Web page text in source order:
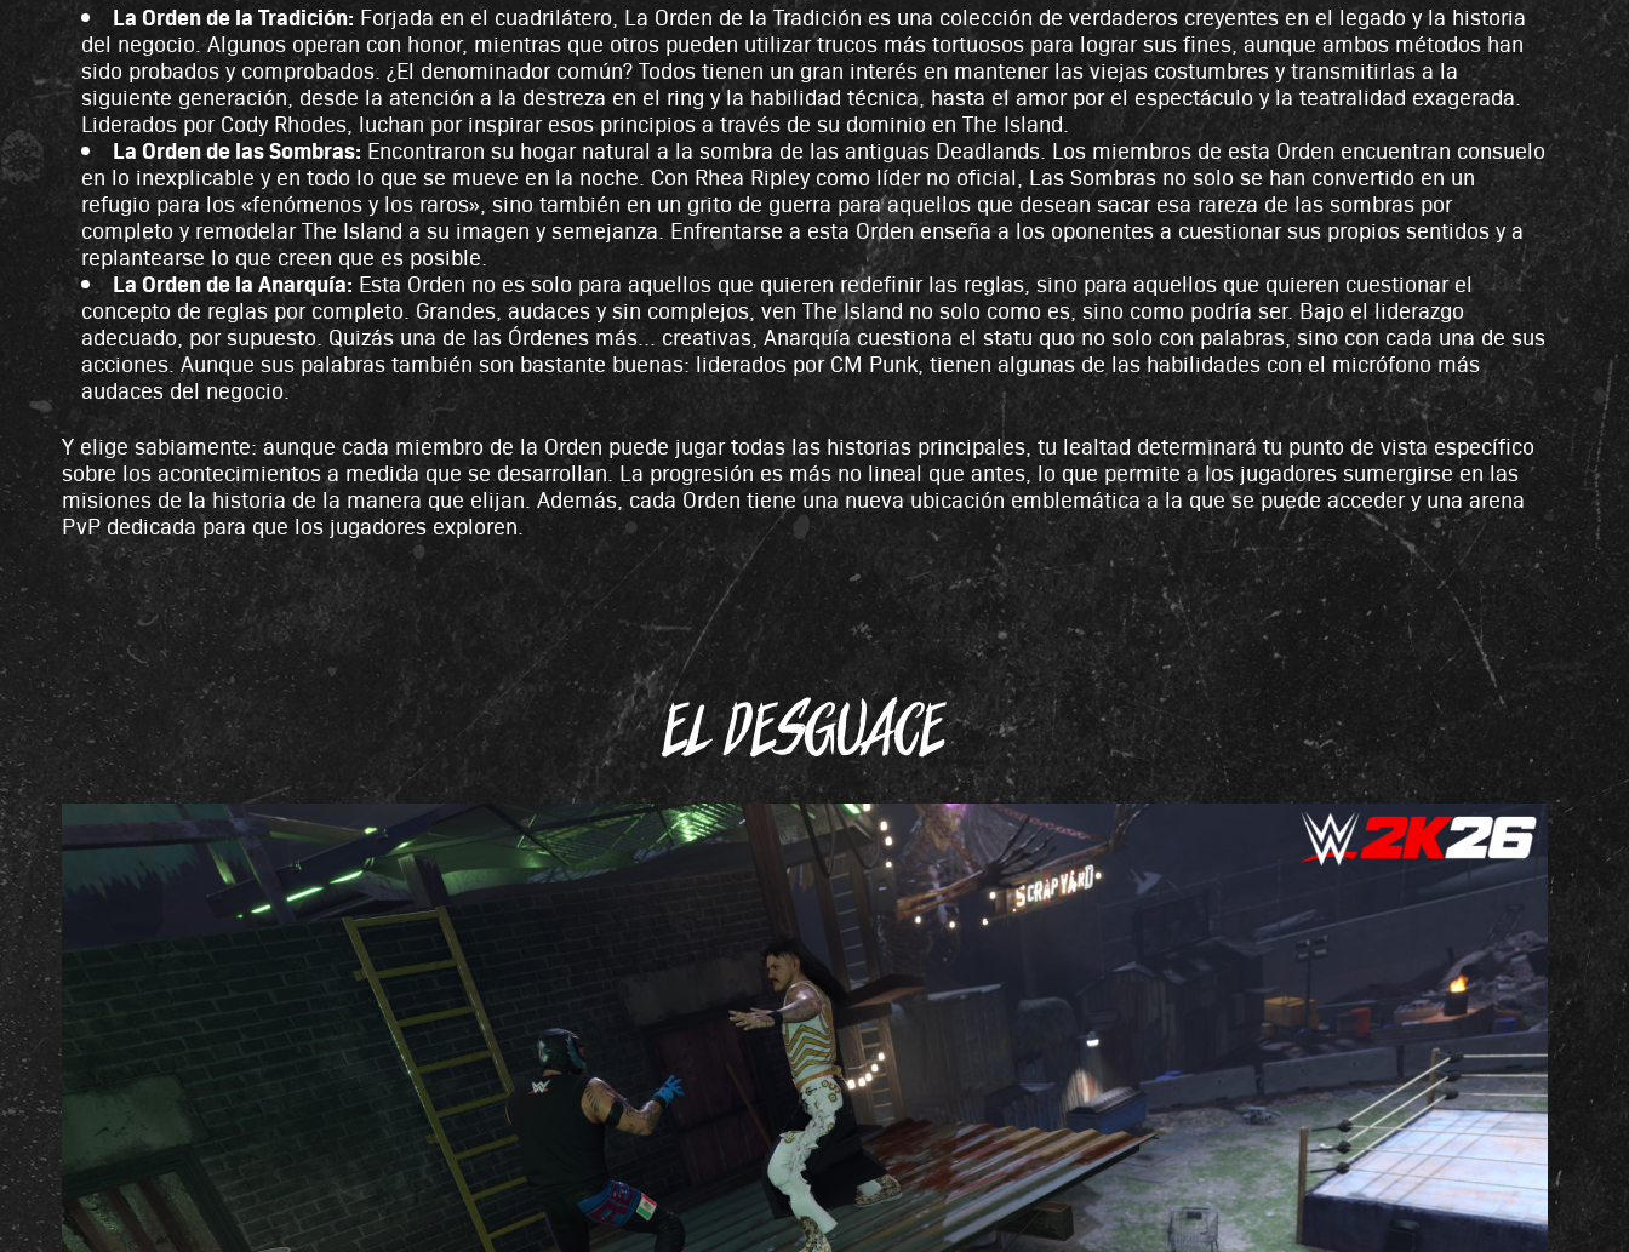
La Orden de la Tradición: Forjada en el cuadrilátero, La Orden de la Tradición es una colección de verdaderos creyentes en el legado y la historia
del negocio. Algunos operan con honor, mientras que otros pueden utilizar trucos más tortuosos para lograr sus fines, aunque ambos métodos han
sido probados y comprobados. ¿El denominador común? Todos tienen un gran interés en mantener las viejas costumbres y transmitirlas a la
siguiente generación, desde la atención a la destreza en el ring y la habilidad técnica, hasta el amor por el espectáculo y la teatralidad exagerada.
Liderados por Cody Rhodes, luchan por inspirar esos principios a través de su dominio en The Island.
La Orden de las Sombras: Encontraron su hogar natural a la sombra de las antiguas Deadlands. Los miembros de esta Orden encuentran consuelo
en lo inexplicable y en todo lo que se mueve en la noche. Con Rhea Ripley como líder no oficial, Las Sombras no solo se han convertido en un
refugio para los «fenómenos y los raros», sino también en un grito de guerra para aquellos que desean sacar esa rareza de las sombras por
completo y remodelar The Island a su imagen y semejanza. Enfrentarse a esta Orden enseña a los oponentes a cuestionar sus propios sentidos y a
replantearse lo que creen que es posible.
La Orden de la Anarquía: Esta Orden no es solo para aquellos que quieren redefinir las reglas, sino para aquellos que quieren cuestionar el
concepto de reglas por completo. Grandes, audaces y sin complejos, ven The Island no solo como es, sino como podría ser. Bajo el liderazgo
adecuado, por supuesto. Quizás una de las Órdenes más... creativas, Anarquía cuestiona el statu quo no solo con palabras, sino con cada una de sus
acciones. Aunque sus palabras también son bastante buenas: liderados por CM Punk, tienen algunas de las habilidades con el micrófono más
audaces del negocio.
Y elige sabiamente: aunque cada miembro de la Orden puede jugar todas las historias principales, tu lealtad determinará tu punto de vista específico
sobre los acontecimientos a medida que se desarrollan. La progresión es más no lineal que antes, lo que permite a los jugadores sumergirse en las
misiones de la historia de la manera que elijan. Además, cada Orden tiene una nueva ubicación emblemática a la que se puede acceder y una arena
PvP dedicada para que los jugadores exploren.
EL DESGUACE